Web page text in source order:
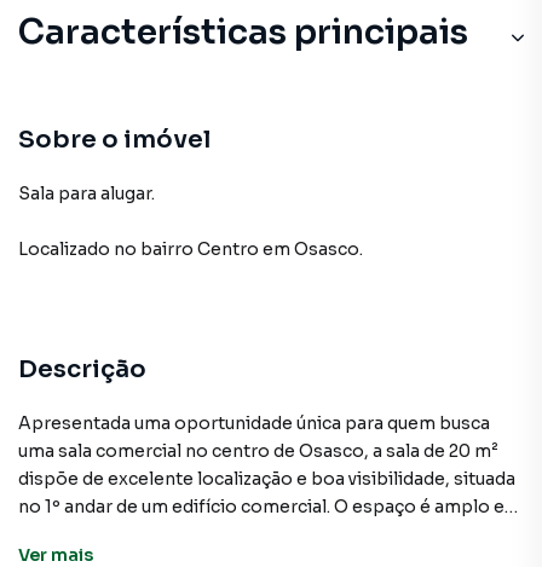
Características principais
Sobre o imóvel
Sala para alugar.
Localizado no bairro Centro em Osasco.
Descrição
Apresentada uma oportunidade única para quem busca
uma sala comercial no centro de Osasco, a sala de 20 m²
dispõe de excelente localização e boa visibilidade, situada
no 1º andar de um edifício comercial. O espaço é amplo e
masculino de uso coletivo.
Ver mais